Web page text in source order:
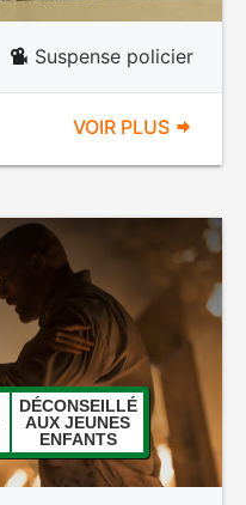
Suspense policier
VOIR PLUS
DÉCONSEILLÉ
AUX JEUNES
ENFANTS